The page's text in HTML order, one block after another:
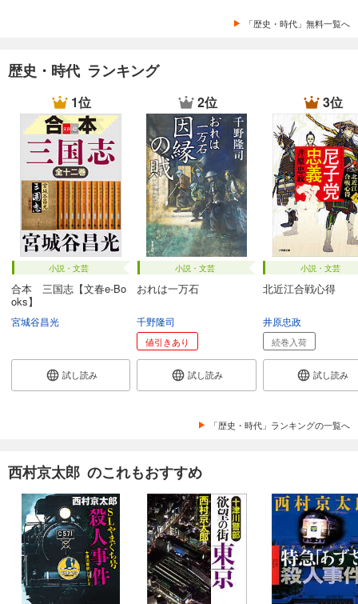
「歴史・時代」無料一覧へ
歴史・時代 ランキング
1位
小説・文芸
合本 三国志【文春e-Bo
oks】
宮城谷昌光
試し読み
2位
小説・文芸
おれは一万石
千野隆司
値引きあり
試し読み
3位
小説・文芸
北近江合戦心得
井原忠政
続巻入荷
試し読み
「歴史・時代」ランキングの一覧へ
西村京太郎 のこれもおすすめ